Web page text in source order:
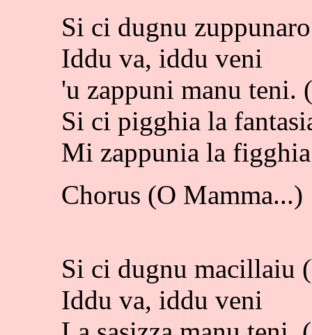
Si ci dugnu
Iddu va, iddu veni
'u zappuni manu teni.
Si ci pigghia la
Mi zappunia la
Chorus (O Mamma...)
Si ci dugnu macillaiu
Iddu va, iddu veni